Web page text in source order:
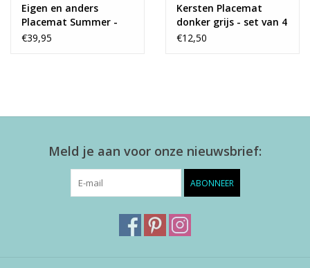
Eigen en anders
Placemat Summer -
set van 4
€39,95
Kersten Placemat
donker grijs - set van 4
€12,50
Meld je aan voor onze nieuwsbrief:
ABONNEER